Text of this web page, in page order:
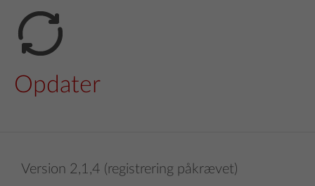
Opdater
Version 2,1,4 (registrering påkrævet)